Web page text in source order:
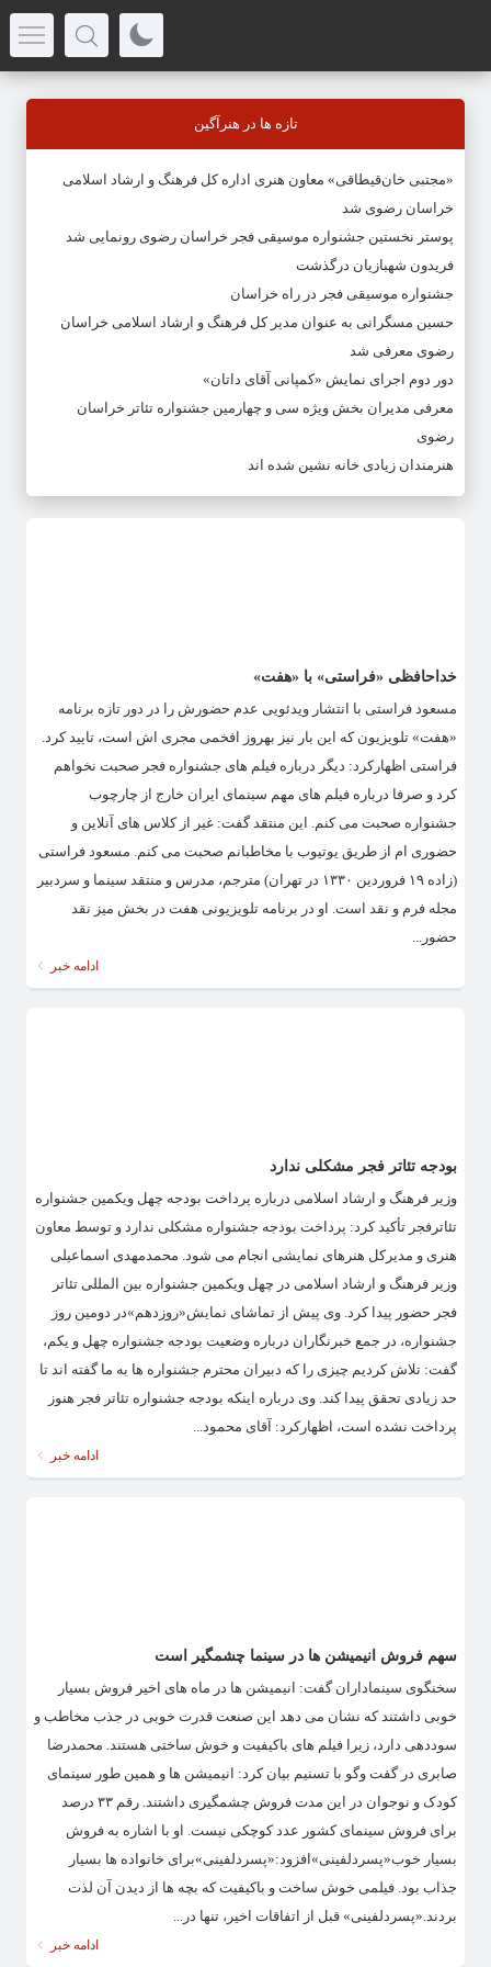
تازه ها در هنرآگین
«مجتبی خان‌قیطاقی» معاون هنری اداره کل فرهنگ و ارشاد اسلامی
خراسان رضوی شد
پوستر نخستین جشنواره موسیقی فجر خراسان رضوی رونمایی شد
فریدون شهبازیان درگذشت
جشنواره موسیقی فجر در راه خراسان
حسین مسگرانی به عنوان مدیر کل فرهنگ و ارشاد اسلامی خراسان
رضوی معرفی شد
دور دوم اجرای نمایش «کمپانی آقای داتان»
معرفی مدیران بخش ویژه سی و چهارمین جشنواره تئاتر خراسان
رضوی
هنرمندان زیادی خانه نشین شده اند
خداحافظی «فراستی» با «هفت»
مسعود فراستی با انتشار ویدئویی عدم حضورش را در دور تازه برنامه
«هفت» تلویزیون که این بار نیز بهروز افخمی مجری اش است، تایید کرد.
فراستی اظهارکرد: دیگر درباره فیلم های جشنواره فجر صحبت نخواهم
کرد و صرفا درباره فیلم های مهم سینمای ایران خارج از چارچوب
جشنواره صحبت می کنم. این منتقد گفت: غیر از کلاس های آنلاین و
حضوری ام از طریق یوتیوب با مخاطبانم صحبت می کنم. مسعود فراستی
(زاده ۱۹ فروردین ۱۳۳۰ در تهران) مترجم، مدرس و منتقد سینما و سردبیر
مجله فرم و نقد است. او در برنامه تلویزیونی هفت در بخش میز نقد
حضور...
ادامه خبر
بودجه تئاتر فجر مشکلی ندارد
وزیر فرهنگ و ارشاد اسلامی درباره پرداخت بودجه چهل ویکمین جشنواره
تئاترفجر تأکید کرد: پرداخت بودجه جشنواره مشکلی ندارد و توسط معاون
هنری و مدیرکل هنرهای نمایشی انجام می شود. محمدمهدی اسماعیلی
وزیر فرهنگ و ارشاد اسلامی در چهل ویکمین جشنواره بین المللی تئاتر
فجر حضور پیدا کرد. وی پیش از تماشای نمایش«روزدهم»در دومین روز
جشنواره، در جمع خبرنگاران درباره وضعیت بودجه جشنواره چهل و یکم،
گفت: تلاش کردیم چیزی را که دبیران محترم جشنواره ها به ما گفته اند تا
حد زیادی تحقق پیدا کند. وی درباره اینکه بودجه جشنواره تئاتر فجر هنوز
پرداخت نشده است، اظهارکرد: آقای محمود...
ادامه خبر
سهم فروش انیمیشن ها در سینما چشمگیر است
سخنگوی سینماداران گفت: انیمیشن ها در ماه های اخیر فروش بسیار
خوبی داشتند که نشان می دهد این صنعت قدرت خوبی در جذب مخاطب و
سوددهی دارد، زیرا فیلم های باکیفیت و خوش ساختی هستند. محمدرضا
صابری در گفت وگو با تسنیم بیان کرد: انیمیشن ها و همین طور سینمای
کودک و نوجوان در این مدت فروش چشمگیری داشتند. رقم ۳۳ درصد
برای فروش سینمای کشور عدد کوچکی نیست. او با اشاره به فروش
بسیار خوب«پسردلفینی»افزود:«پسردلفینی»برای خانواده ها بسیار
جذاب بود. فیلمی خوش ساخت و باکیفیت که بچه ها از دیدن آن لذت
بردند.«پسردلفینی» قبل از اتفاقات اخیر، تنها در...
ادامه خبر